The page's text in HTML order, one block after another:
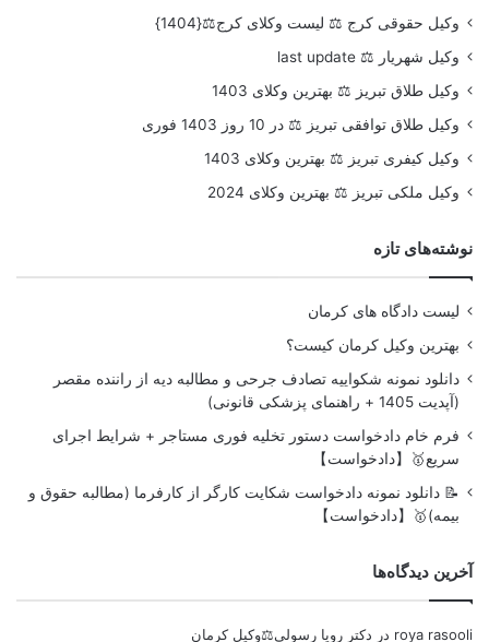
وکیل حقوقی کرج ⚖️ لیست وکلای کرج⚖️{1404}
وکیل شهریار ⚖️ last update
وکیل طلاق تبریز ⚖️ بهترین وکلای 1403
وکیل طلاق توافقی تبریز ⚖️ در 10 روز 1403 فوری
وکیل کیفری تبریز ⚖️ بهترین وکلای 1403
وکیل ملکی تبریز ⚖️ بهترین وکلای 2024
نوشته‌های تازه
لیست دادگاه های کرمان
بهترین وکیل کرمان کیست؟
دانلود نمونه شکواییه تصادف جرحی و مطالبه دیه از راننده مقصر
(آپدیت 1405 + راهنمای پزشکی قانونی)
فرم خام دادخواست دستور تخلیه فوری مستاجر + شرایط اجرای
سریع🥇【دادخواست】
📝 دانلود نمونه دادخواست شکایت کارگر از کارفرما (مطالبه حقوق و
بیمه)🥇【دادخواست】
آخرین دیدگاه‌ها
roya rasooli در دکتر رویا رسولی⚖️وکیل کرمان